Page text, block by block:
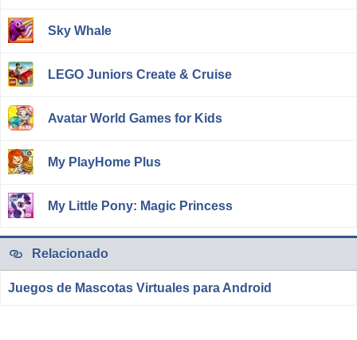
Sky Whale
LEGO Juniors Create & Cruise
Avatar World Games for Kids
My PlayHome Plus
My Little Pony: Magic Princess
Relacionado
Juegos de Mascotas Virtuales para Android